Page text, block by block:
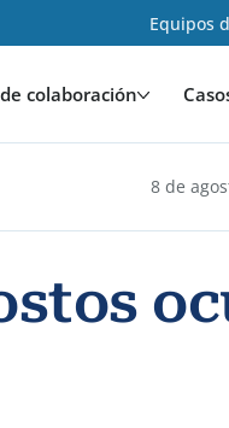
Equipos
colaboración
8 de